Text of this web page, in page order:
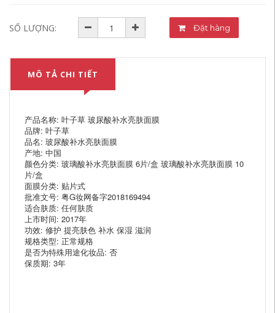
SỐ LƯỢNG: Đặt hàng
MÔ TẢ CHI TIẾT
产品名称: 叶子草 玻尿酸补水亮肤面膜
品牌: 叶子草
品名: 玻尿酸补水亮肤面膜
产地: 中国
颜色分类: 玻璃酸补水亮肤面膜 6片/盒 玻璃酸补水亮肤面膜 10
片/盒
面膜分类: 贴片式
批准文号: 粤G妆网备字2018169494
适合肤质: 任何肤质
上市时间: 2017年
功效: 修护 提亮肤色 补水 保湿 滋润
规格类型: 正常规格
是否为特殊用途化妆品: 否
保质期: 3年